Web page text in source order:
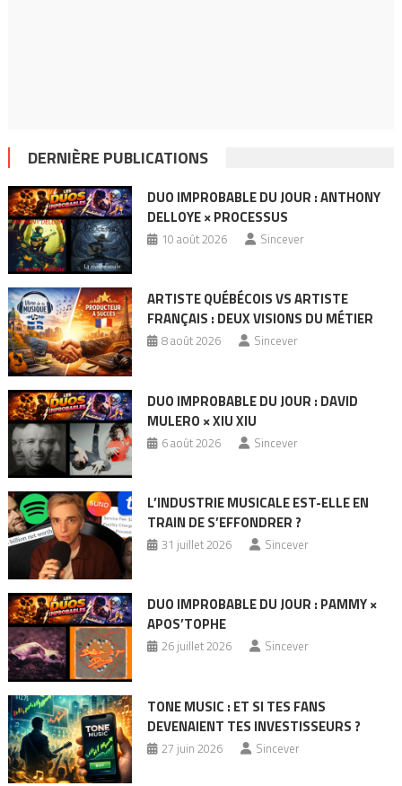
DERNIÈRE PUBLICATIONS
DUO IMPROBABLE DU JOUR : ANTHONY
DELLOYE × PROCESSUS
10 août 2026 Sincever
ARTISTE QUÉBÉCOIS VS ARTISTE
FRANÇAIS : DEUX VISIONS DU MÉTIER
8 août 2026 Sincever
DUO IMPROBABLE DU JOUR : DAVID
MULERO × XIU XIU
6 août 2026 Sincever
L’INDUSTRIE MUSICALE EST-ELLE EN
TRAIN DE S’EFFONDRER ?
31 juillet 2026 Sincever
DUO IMPROBABLE DU JOUR : PAMMY ×
APOS’TOPHE
26 juillet 2026 Sincever
TONE MUSIC : ET SI TES FANS
DEVENAIENT TES INVESTISSEURS ?
27 juin 2026 Sincever